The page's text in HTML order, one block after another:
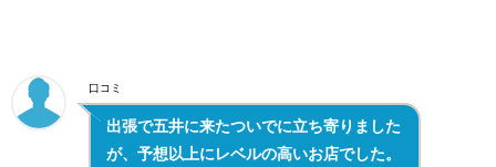
口コミ
出張で五井に来たついでに立ち寄りました
が、予想以上にレベルの高いお店でした。